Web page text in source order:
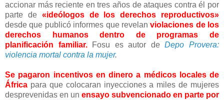
accionar más reciente en tres años de ataques contra él por
parte de «ideólogos de los derechos reproductivos»
desde que publicó informes que revelanviolaciones de los
derechos humanos dentro de programas de
planificación familiar.
Fosu es autor deDepo Provera:
violencia mortal contra la mujer.
Se pagaron incentivos en dinero a médicos locales de
África para que colocaran inyecciones a miles de mujeres
desprevenidas en un ensayo subvencionado en parte por